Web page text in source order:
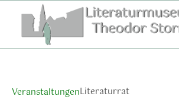
springen
VeranstaltungenLiteraturrat